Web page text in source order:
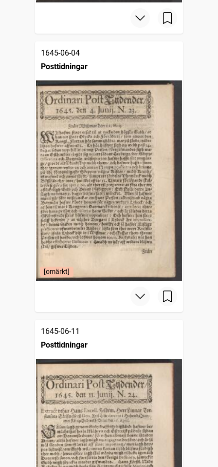
1645-06-04
Posttidningar
[omärkt]
1645-06-11
Posttidningar